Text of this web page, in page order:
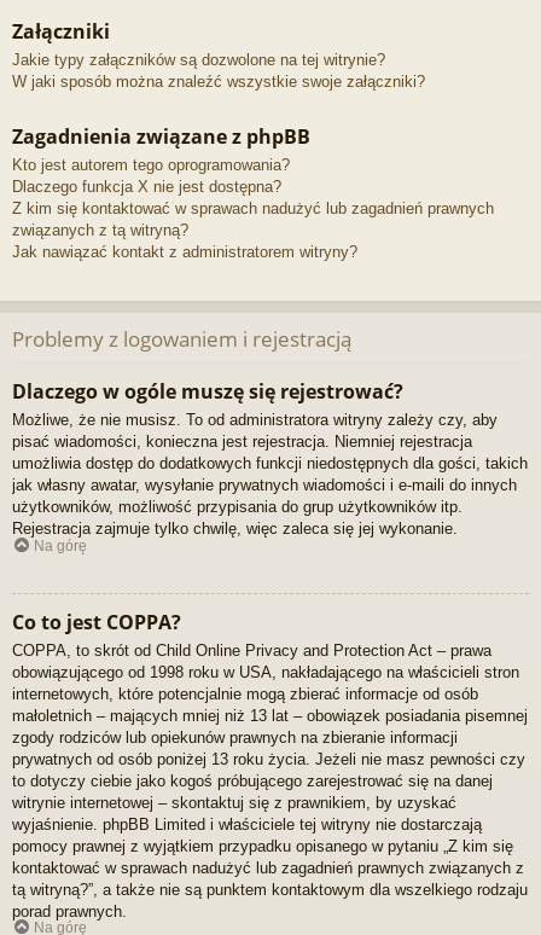
Załączniki
Jakie typy załączników są dozwolone na tej witrynie?
W jaki sposób można znaleźć wszystkie swoje załączniki?
Zagadnienia związane z phpBB
Kto jest autorem tego oprogramowania?
Dlaczego funkcja X nie jest dostępna?
Z kim się kontaktować w sprawach nadużyć lub zagadnień prawnych
związanych z tą witryną?
Jak nawiązać kontakt z administratorem witryny?
Problemy z logowaniem i rejestracją
Dlaczego w ogóle muszę się rejestrować?
Możliwe, że nie musisz. To od administratora witryny zależy czy, aby
pisać wiadomości, konieczna jest rejestracja. Niemniej rejestracja
umożliwia dostęp do dodatkowych funkcji niedostępnych dla gości, takich
jak własny awatar, wysyłanie prywatnych wiadomości i e-maili do innych
użytkowników, możliwość przypisania do grup użytkowników itp.
Rejestracja zajmuje tylko chwilę, więc zaleca się jej wykonanie.
Na górę
Co to jest COPPA?
COPPA, to skrót od Child Online Privacy and Protection Act – prawa
obowiązującego od 1998 roku w USA, nakładającego na właścicieli stron
internetowych, które potencjalnie mogą zbierać informacje od osób
małoletnich – mających mniej niż 13 lat – obowiązek posiadania pisemnej
zgody rodziców lub opiekunów prawnych na zbieranie informacji
prywatnych od osób poniżej 13 roku życia. Jeżeli nie masz pewności czy
to dotyczy ciebie jako kogoś próbującego zarejestrować się na danej
witrynie internetowej – skontaktuj się z prawnikiem, by uzyskać
wyjaśnienie. phpBB Limited i właściciele tej witryny nie dostarczają
pomocy prawnej z wyjątkiem przypadku opisanego w pytaniu „Z kim się
kontaktować w sprawach nadużyć lub zagadnień prawnych związanych z
tą witryną?”, a także nie są punktem kontaktowym dla wszelkiego rodzaju
porad prawnych.
Na górę